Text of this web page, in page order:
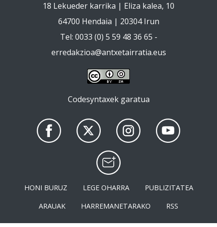
18 Lekueder karrika | Eliza kalea, 10
64700 Hendaia | 20304 Irun
Tel: 0033 (0) 5 59 48 36 65 -
erredakzioa@antxetairratia.eus
Codesyntaxek garatua
HONI BURUZ LEGE OHARRA
PUBLIZITATEA
ARAUAK
HARREMANETARAKO RSS